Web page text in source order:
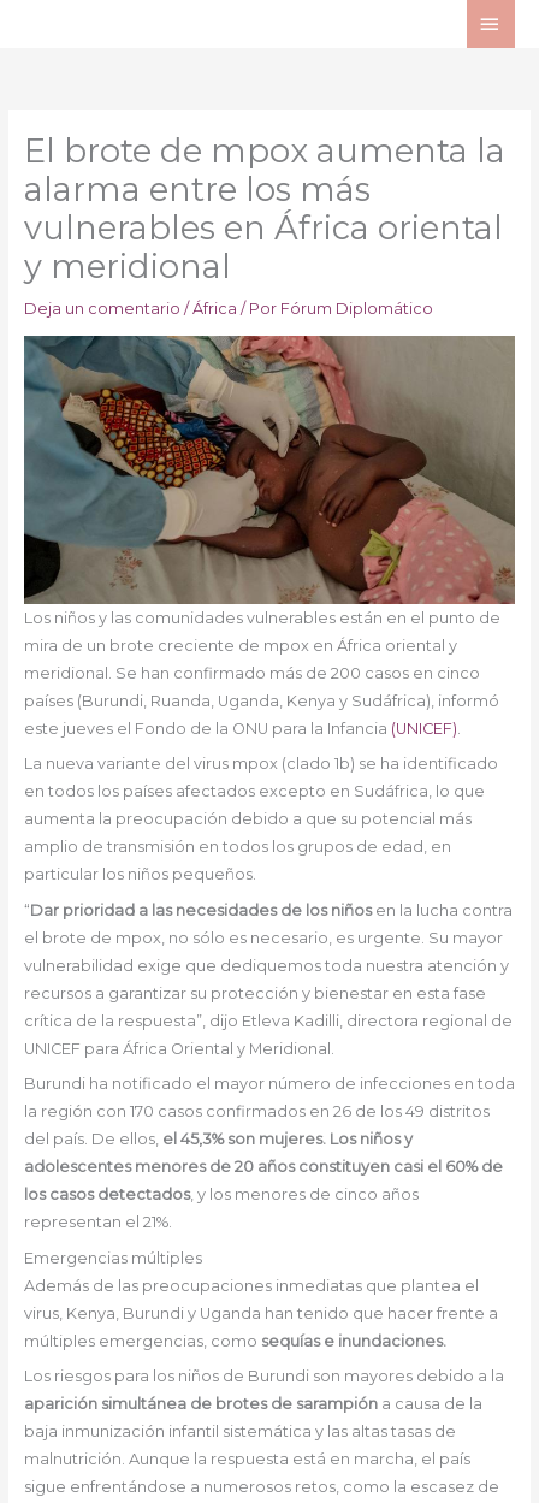
El brote de mpox aumenta la
alarma entre los más
vulnerables en África oriental
y meridional
Deja un comentario / África / Por Fórum Diplomático
Los niños y las comunidades vulnerables están en el punto de
mira de un brote creciente de mpox en África oriental y
meridional. Se han confirmado más de 200 casos en cinco
países (Burundi, Ruanda, Uganda, Kenya y Sudáfrica), informó
este jueves el Fondo de la ONU para la Infancia (UNICEF).
La nueva variante del virus mpox (clado 1b) se ha identificado
en todos los países afectados excepto en Sudáfrica, lo que
aumenta la preocupación debido a que su potencial más
amplio de transmisión en todos los grupos de edad, en
particular los niños pequeños.
“Dar prioridad a las necesidades de los niñosen la lucha contra
el brote de mpox, no sólo es necesario, es urgente. Su mayor
vulnerabilidad exige que dediquemos toda nuestra atención y
recursos a garantizar su protección y bienestar en esta fase
crítica de la respuesta”, dijo Etleva Kadilli, directora regional de
UNICEF para África Oriental y Meridional.
Burundi ha notificado el mayor número de infecciones en toda
la región con 170 casos confirmados en 26 de los 49 distritos
del país. De ellos, el 45,3% son mujeres. Los niños y
adolescentes menores de 20 años constituyen casi el 60% de
los casos detectados, y los menores de cinco años
representan el 21%.
Emergencias múltiples
Además de las preocupaciones inmediatas que plantea el
virus, Kenya, Burundi y Uganda han tenido que hacer frente a
múltiples emergencias, como sequías e inundaciones.
Los riesgos para los niños de Burundi son mayores debido a la
aparición simultánea de brotes de sarampióna causa de la
baja inmunización infantil sistemática y las altas tasas de
malnutrición. Aunque la respuesta está en marcha, el país
sigue enfrentándose a numerosos retos, como la escasez de